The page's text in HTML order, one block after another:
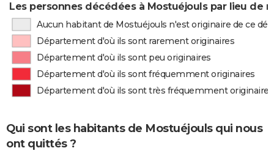
Les personnes décédées à Mostuéjouls par lieu de
Aucun habitant de Mostuéjouls n'est originaire de ce
Département d'où ils sont rarement originaires
Département d'où ils sont peu originaires
Département d'où ils sont fréquemment originaires
Département d'où ils sont très fréquemment originaires
Qui sont les habitants de Mostuéjouls qui nous
ont quittés ?